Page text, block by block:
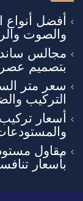
أفضل أنواع
والصوت
مجالس
بتصميم
سعر متر
التركيب
أسعار
مقاول
بأسعار